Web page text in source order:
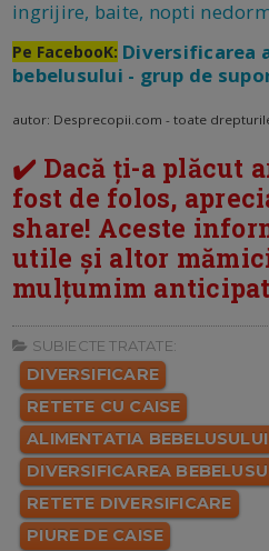
ingrijire, baite, nopti
Pe FacebooK: Diversificarea
bebelusului - grup de
autor: Desprecopii.com - toate
✔️ Dacă ți-a plăcut
fost de folos,
share! Aceste
utile și altor
mulțumim
SUBIECTE TRATATE:
DIVERSIFICARE
RETETE CU CAISE
ALIMENTATIA BEBELUSULUI
DIVERSIFICAREA
RETETE DIVERSIFICARE
PIURE DE CAISE